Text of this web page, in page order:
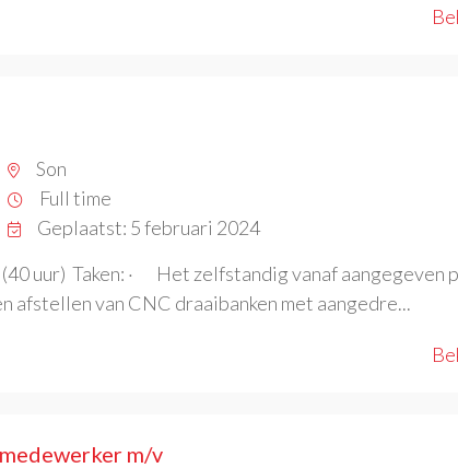
Son
Full time
Geplaatst: 5 februari 2024
uur) Taken: · Het zelfstandig vanaf aangegeven
afstellen van CNC draaibanken met aangedre...
m/v